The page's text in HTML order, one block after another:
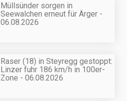
Müllsünder sorgen in
Seewalchen erneut für Ärger -
06.08.2026
Raser (18) in Steyregg gestoppt:
Linzer fuhr 186 km/h in 100er-
Zone - 06.08.2026